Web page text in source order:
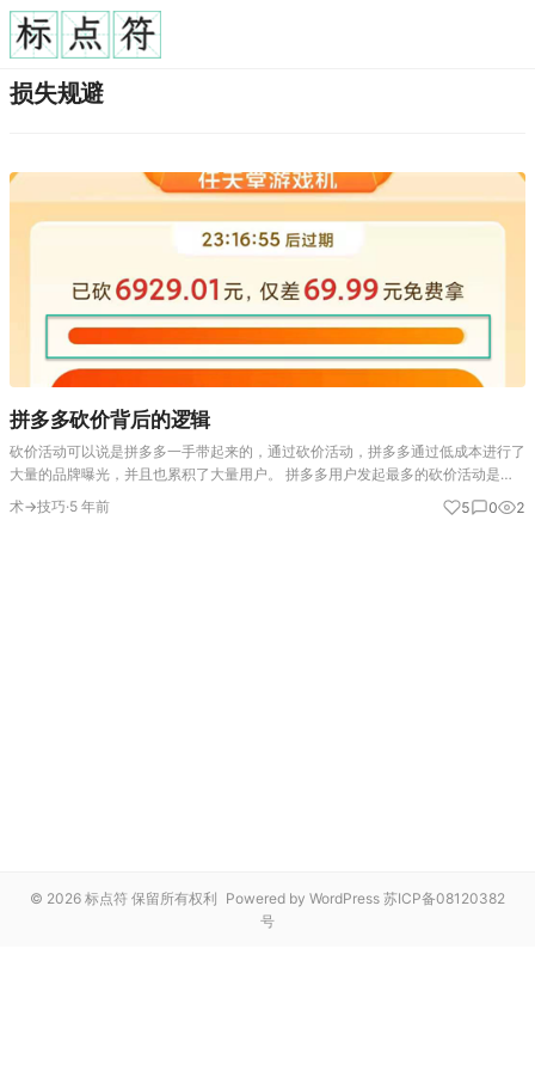
损失规避
拼多多砍价背后的逻辑
砍价活动可以说是拼多多一手带起来的，通过砍价活动，拼多多通过低成本进行了
大量的品牌曝光，并且也累积了大量用户。 拼多多用户发起最多的砍价活动是首
页的“天天领现金”和“砍价免费拿”，两者的套路基本上是一致的。以砍价免费拿为
例，基本流程是，A在…
术→技巧·5 年前 5 0 2
© 2026 标点符 保留所有权利 Powered by WordPress 苏ICP备08120382
号